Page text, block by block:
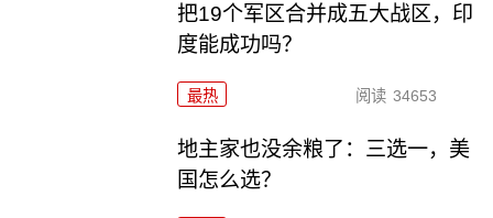
把19个军区合并成五大战区，印
度能成功吗？
最热 阅读 34653
地主家也没余粮了：三选一，美
国怎么选？